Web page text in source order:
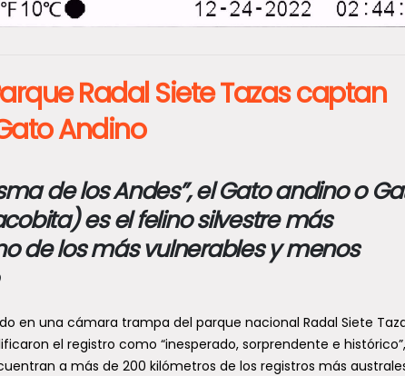
Radal Siete Tazas captan
Andino
de los Andes”, el Gato andino o
es el felino silvestre más
de los más vulnerables y menos
en una cámara trampa del parque nacional Radal Siete
el registro como “inesperado, sorprendente e
a más de 200 kilómetros de los registros más